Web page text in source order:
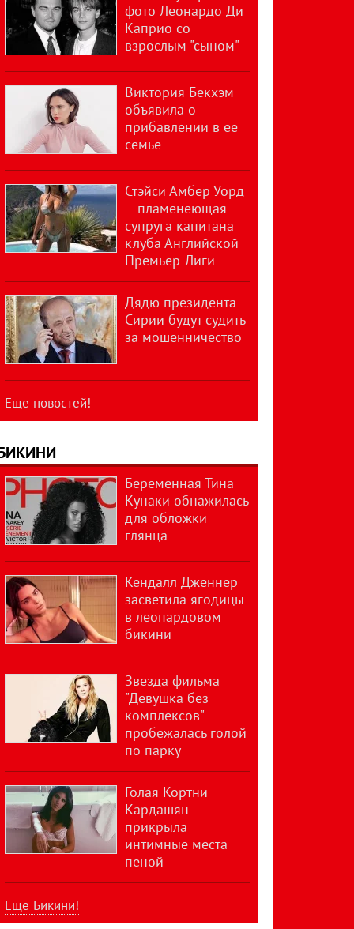
фото Леонардо Ди
Каприо со
взрослым "сыном"
Виктория Бекхэм
объявила о
прибавлении в ее
семье
Стэйси Амбер Уорд
– пламенеющая
супруга капитана
клуба Английской
Премьер-Лиги
Дядю президента
Сирии будут судить
за мошенничество
Еще новостей!
Беременная Тина
Кунаки обнажилась
для обложки
глянца
Кендалл Дженнер
засветила ягодицы
в леопардовом
бикини
Звезда фильма
"Девушка без
комплексов"
пробежалась голой
по парку
Голая Кортни
Кардашян
прикрыла
интимные места
пеной
Еще Бикини!